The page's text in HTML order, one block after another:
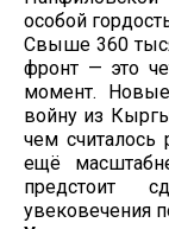
особой
Свыше 360
фронт — это
момент.
войну из
чем
ещё
предстоит
увековечения